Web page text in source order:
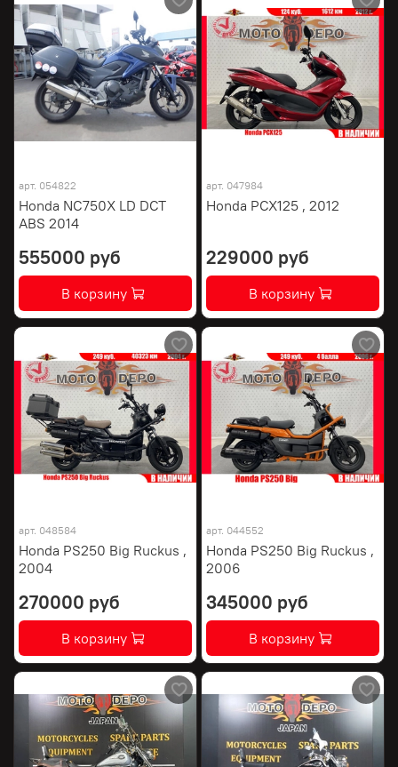
арт. 054822
Honda NC750X LD DCT
ABS 2014
555000 руб
В корзину
арт. 047984
Honda PCX125 , 2012
229000 руб
В корзину
арт. 048584
Honda PS250 Big Ruckus ,
2004
270000 руб
В корзину
арт. 044552
Honda PS250 Big Ruckus ,
2006
345000 руб
В корзину